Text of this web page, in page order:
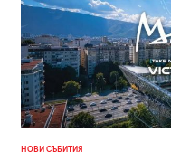
НОВИ СЪБИТИЯ